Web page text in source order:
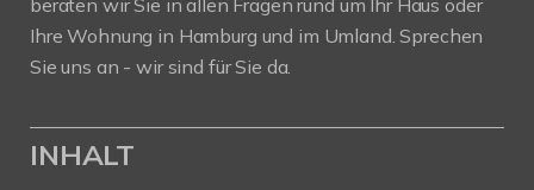
beraten wir Sie in allen Fragen rund um Ihr Haus oder
Ihre Wohnung in Hamburg und im Umland. Sprechen
Sie uns an - wir sind für Sie da.
INHALT